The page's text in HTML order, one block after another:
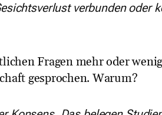
verbunden oder
Fragen mehr oder
gesprochen. Warum?